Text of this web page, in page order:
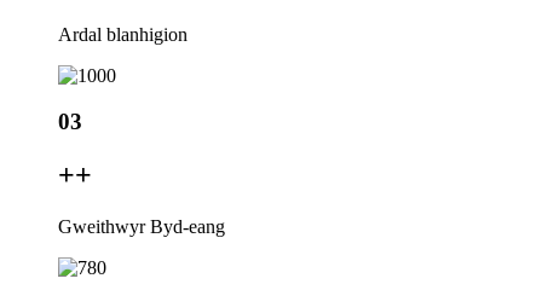
Ardal blanhigion
03
++
Gweithwyr Byd-eang